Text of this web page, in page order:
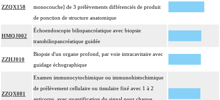
écrasis cellulaire
17.2
Facturation :
un seul acte peut être facturé que l'exérèse soit monobloc ou en fragments non
différenciés par le préleveur, partielle ou totale, pour chaque structure
Par organe profond, on entend : tout organe ou toute structure non vasculaire,
17
Par organe superficiel, on entend : tout organe ou toute structure non
vasculaire, en dehors de ces localisations.
ZZQX158
monocouche] de 3 prélèvements différenciés de produit
de ponction de structure anatomique
HMQJ002
Échoendoscopie biliopancréatique avec biopsie
transbiliopancréatique guidée
ZZHJ010
Biopsie d'un organe profond, par voie intracavitaire avec
guidage échographique
ZZQX081
Examen immunocytochimique ou immunohistochimique
de prélèvement cellulaire ou tissulaire fixé avec 1 à 2